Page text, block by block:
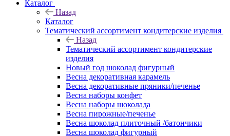
Каталог
Назад
Каталог
Тематический ассортимент кондитерские изделия
Назад
Тематический ассортимент кондитерские
изделия
Новый год шоколад фигурный
Весна декоративная карамель
Весна декоративные пряники/печенье
Весна наборы конфет
Весна наборы шоколада
Весна пирожные/печенье
Весна шоколад плиточный /батончики
Весна шоколад фигурный